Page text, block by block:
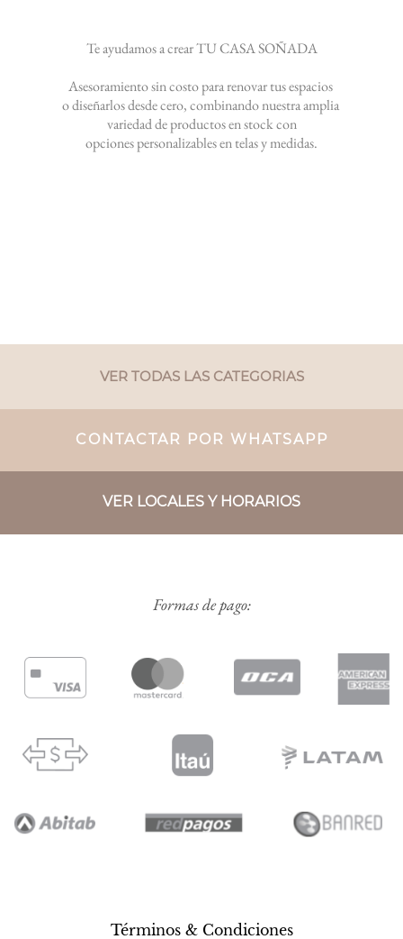
Te ayudamos a crear TU CASA SOÑADA
Asesoramiento sin costo para renovar tus espacios
o diseñarlos desde cero,combinando nuestra amplia
variedadde productos en stockcon
opciones personalizables en telas y medidas.
VER TODAS LAS CATEGORIAS
CONTACTAR POR WHATSAPP
VER LOCALES Y HORARIOS
Formas de pago:
Términos & Condiciones